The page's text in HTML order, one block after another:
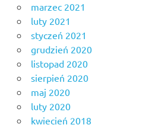
marzec 2021
luty 2021
styczeń 2021
grudzień 2020
listopad 2020
sierpień 2020
maj 2020
luty 2020
kwiecień 2018